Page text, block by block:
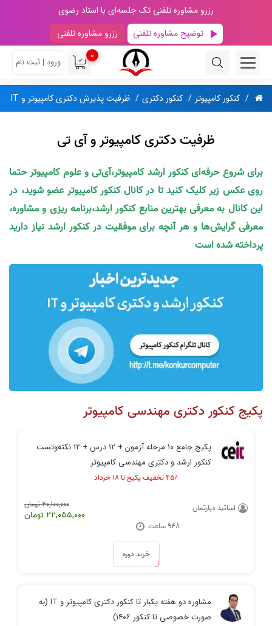
رزرو مشاوره تلفنی تک جلسه‌ای با استاد رضوی
توضیح مشاوره تلفنی
رزرو مشاوره تلفنی
0
ورود | ثبت نام
کنکور کامپیوتر کنکور دکتری ظرفیت پذیرش دکتری کامپیوتر و IT
ظرفیت دکتری کامپیوتر و آی تی
برای شروع حرفه‌ای کنکور ارشد کامپیوتر،آی‌تی و علوم کامپیوتر حتما
روی عکس زیر کلیک کنید تا در کانال کنکور کامپیوتر عضو شوید، در
این کانال به معرفی بهترین منابع کنکور ارشد،برنامه ریزی و مشاوره،
معرفی گرایش‌ها و هر آنچه برای موفقیت در کنکور ارشد نیاز دارید
پرداخته شده است
پکیج کنکور دکتری مهندسی کامپیوتر
پکیج جامع ۱۰ مرحله آزمون + ۱۲ درس + ۱۲ نکته‌و‌تست
کنکور ارشد و دکتری مهندسی کامپیوتر
۴۵٪ تخفیف پکیج تا ۱۸ خرداد
40,100,000 تومان
22,055,000 تومان
اساتید دپارتمان
948 ساعت
خرید دوره
مشاوره دو هفته یکبار تا کنکور دکتری کامپیوتر و IT (به
صورت خصوصی تا کنکور ۱۴۰۶)